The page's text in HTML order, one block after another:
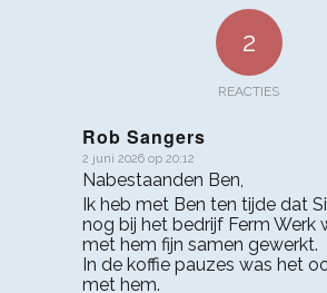
2
REACTIES
Rob Sangers
zegt:
2 juni 2026 op 20:12
Nabestaanden Ben,
Ik heb met Ben ten tijde dat
nog bij het bedrijf Ferm Werk
met hem fijn samen gewerkt.
In de koffie pauzes was het
met hem.